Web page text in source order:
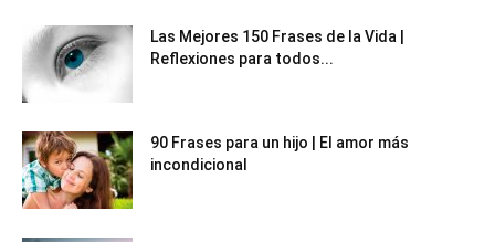
Las Mejores 150 Frases de la Vida |
Reflexiones para todos...
90 Frases para un hijo | El amor más
incondicional